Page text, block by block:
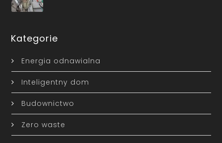
Kategorie
Energia odnawialna
Inteligentny dom
Budownictwo
Zero waste